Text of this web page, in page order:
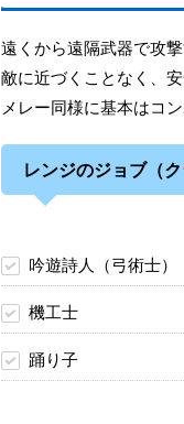
遠くから遠隔武器で攻
敵に近づくことなく、
メレー同様に基本はコ
レンジのジョブ（ク
吟遊詩人（弓術士）
機工士
踊り子